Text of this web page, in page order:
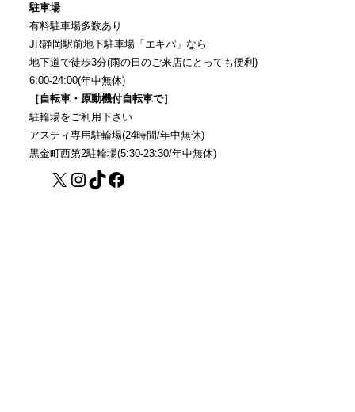
駐車場
有料駐車場多数あり
JR静岡駅前地下駐車場「エキパ」なら
地下道で徒歩3分(雨の日のご来店にとっても便利)
6:00-24:00(年中無休)
［自転車・原動機付自転車で］
駐輪場をご利用下さい
アスティ専用駐輪場(24時間/年中無休)
黒金町西第2駐輪場(5:30-23:30/年中無休)
X Instagram TikTok Facebook